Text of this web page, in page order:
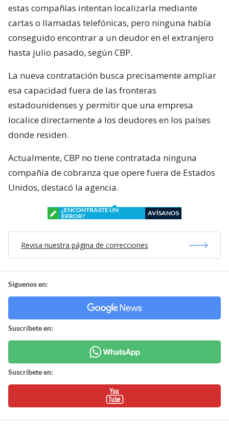
estas compañías intentan localizarla mediante
cartas o llamadas telefónicas, pero ninguna había
conseguido encontrar a un deudor en el extranjero
hasta julio pasado, según CBP.
La nueva contratación busca precisamente ampliar
esa capacidad fuera de las fronteras
estadounidenses y permitir que una empresa
localice directamente a los deudores en los países
donde residen.
Actualmente, CBP no tiene contratada ninguna
compañía de cobranza que opere fuera de Estados
Unidos, destacó la agencia.
¿ENCONTRASTE UN
ERROR?
AVÍSANOS
Revisa nuestra página de correcciones
Síguenos en:
Suscríbete en:
Suscríbete en: